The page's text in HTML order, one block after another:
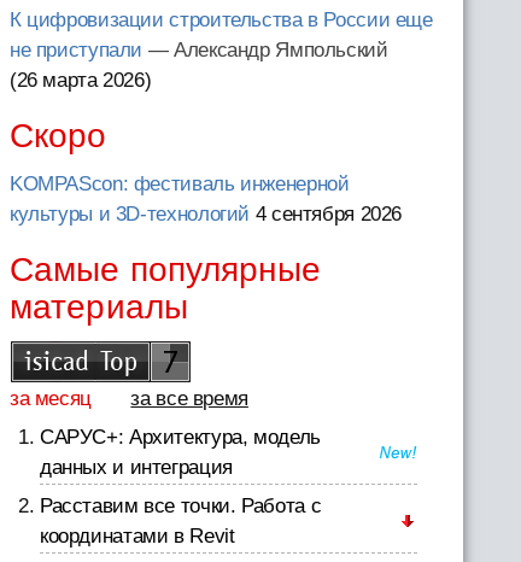
К цифровизации строительства в России еще
не приступали — Александр Ямпольский
(26 марта 2026)
Скоро
KOMPAScon: фестиваль инженерной
культуры и 3D-технологий 4 сентября 2026
Самые популярные
материалы
за месяц
за все время
САРУС+: Архитектура, модель
данных и интеграция
Расставим все точки. Работа с
координатами в Revit